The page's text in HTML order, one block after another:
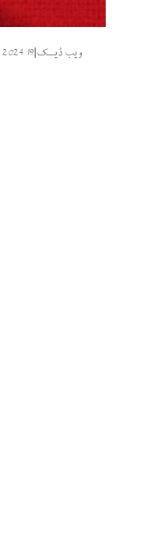
ویب ڈیسک 19 Jan 2024